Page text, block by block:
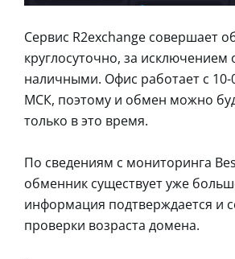
Сервис R2exchange совершает
круглосуточно, за исключением
наличными. Офис работает с 10-
МСК, поэтому и обмен можно
только в это время.
По сведениям с мониторинга
обменник существует уже
информация подтверждается и
проверки возраста домена.